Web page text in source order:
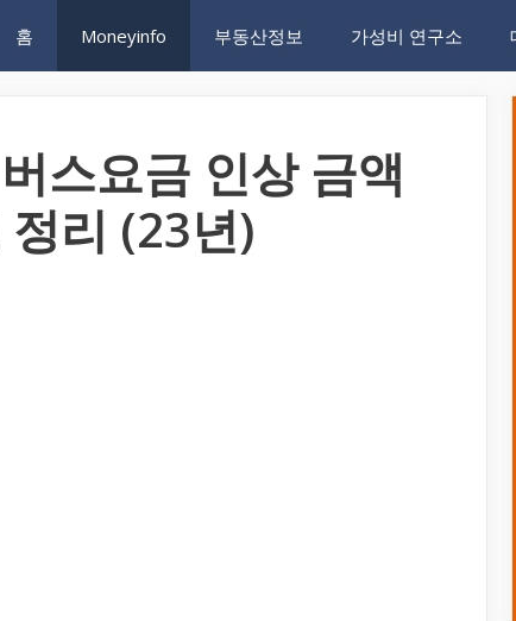
홈 Moneyinfo 부동산정보 가성비 연구소
스요금 인상 금액
리 (23년)